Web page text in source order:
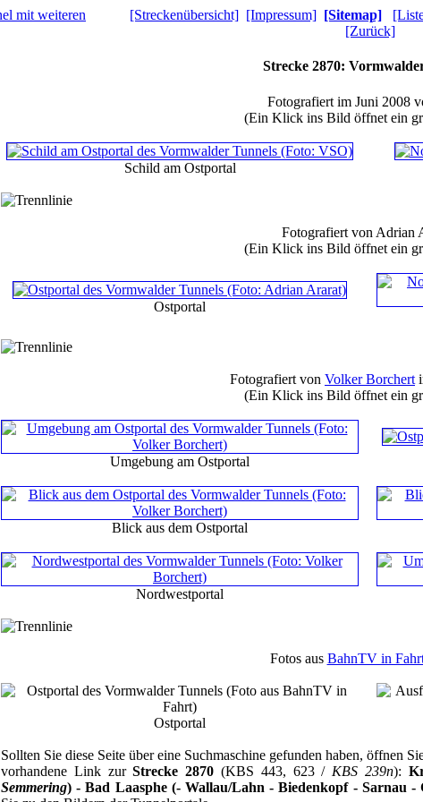
[Streckenübersicht] [Impressum] [Sitemap]
[Zurück]
Strecke 2870:
Fotografiert im Juni 2008
(Ein Klick ins Bild öffnet ein
Schild am Ostportal
Fotografiert von Adrian
(Ein Klick ins Bild öffnet ein
Ostportal
Fotografiert von Volker Borchert
(Ein Klick ins Bild öffnet ein
Umgebung am Ostportal
Blick aus dem Ostportal
Nordwestportal
Fotos aus BahnTV in
Ostportal
Sollten Sie diese Seite über eine Suchmaschine gefunden haben, öffnen
vorhandene Link zurStrecke 2870 (KBS 443, 623 / KBS 239n):
Semmering) - Bad Laasphe (- Wallau/Lahn - Biedenkopf - Sarnau